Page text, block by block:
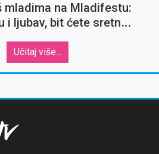
mladima na Mladifestu:
i ljubav, bit ćete sretni
Učitaj više...